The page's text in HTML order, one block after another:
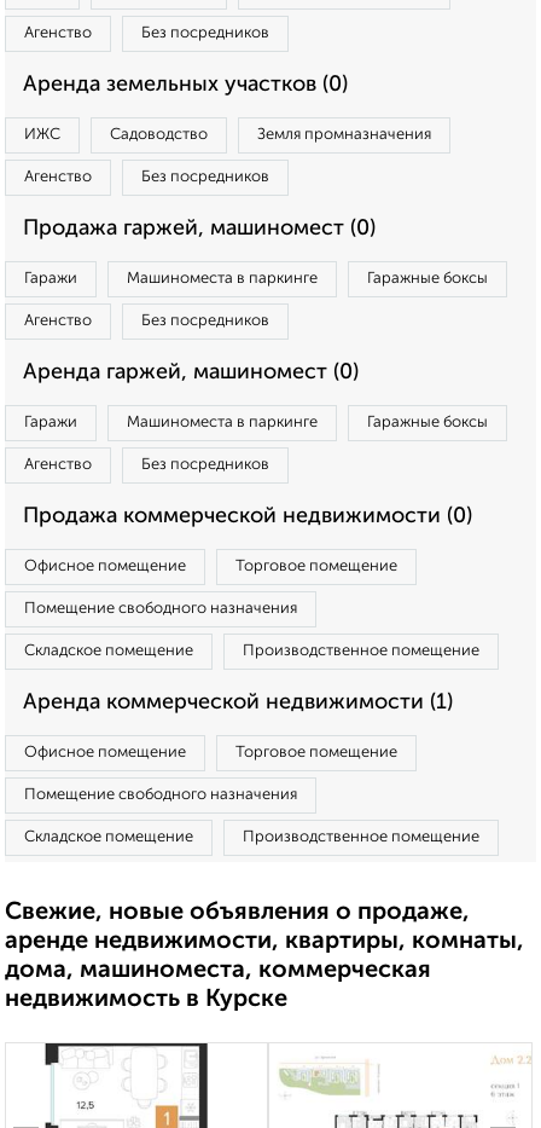
Агенство Без посредников
Аренда земельных участков (0)
ИЖС Садоводство Земля промназначения
Агенство Без посредников
Продажа гаржей, машиномест (0)
Гаражи Машиноместа в паркинге Гаражные боксы
Агенство Без посредников
Аренда гаржей, машиномест (0)
Гаражи Машиноместа в паркинге Гаражные боксы
Агенство Без посредников
Продажа коммерческой недвижимости (0)
Офисное помещение Торговое помещение
Помещение свободного назначения
Складское помещение Производственное помещение
Аренда коммерческой недвижимости (1)
Офисное помещение Торговое помещение
Помещение свободного назначения
Складское помещение Производственное помещение
Свежие, новые объявления о продаже,
аренде недвижимости, квартиры, комнаты,
дома, машиноместа, коммерческая
недвижимость в Курске